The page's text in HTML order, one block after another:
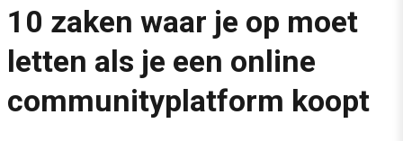
Klantcontact & CX
10 zaken waar je op moet letten als je een online
10 zaken waar je op moet
letten als je een online
communityplatform koopt